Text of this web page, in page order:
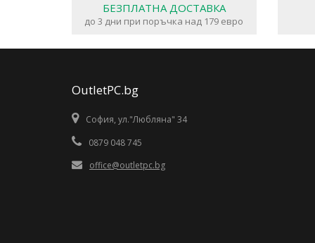
БЕЗПЛАТНА ДОСТАВКА
до 3 дни при поръчка над 179 евро
OutletPC.bg
София, ул."Любляна" 34
0879 048 745
office@outletpc.bg